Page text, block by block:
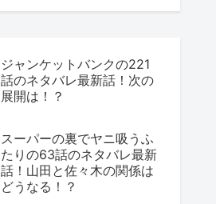
ジャンケットバンクの221
話のネタバレ最新話！次の
展開は！？
スーパーの裏でヤニ吸うふ
たりの63話のネタバレ最新
話！山田と佐々木の関係は
どうなる！？